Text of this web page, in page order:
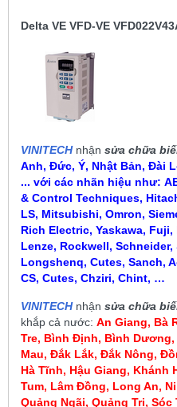
Delta VE VFD-VE
VINITECHnhận sửa chữa
Anh, Đức, Ý, Nhật Bản, Đài
... với các nhãn hiệu như:
& Control Techniques,
LS, Mitsubishi, Omron,
Rich Electric, Yaskawa,
Lenze, Rockwell,
Longshenq, Cutes, Sanch,
CS, Cutes, Chziri, Chint, …
VINITECHnhận sửa chữa
khắp cả nước: An Giang, Bà
Tre, Bình Định, Bình
Mau, Đắk Lắk, Đắk Nông,
Hà Tĩnh, Hậu Giang, Khánh
Tum, Lâm Đồng, Long An,
Quảng Ngãi, Quảng Trị,